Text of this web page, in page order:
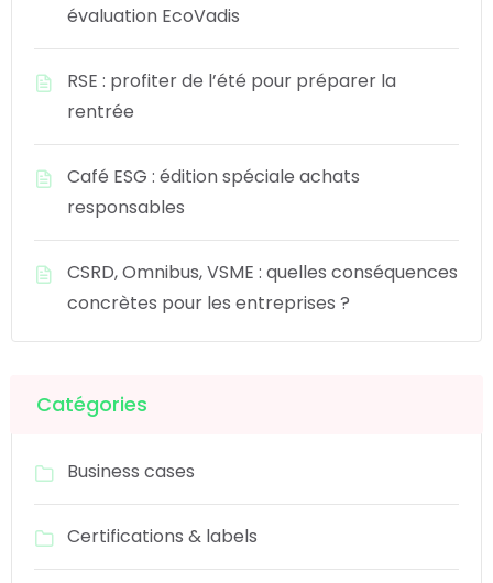
évaluation EcoVadis
RSE : profiter de l’été pour préparer la
rentrée
Café ESG : édition spéciale achats
responsables
CSRD, Omnibus, VSME : quelles conséquences
concrètes pour les entreprises ?
Catégories
Business cases
Certifications & labels